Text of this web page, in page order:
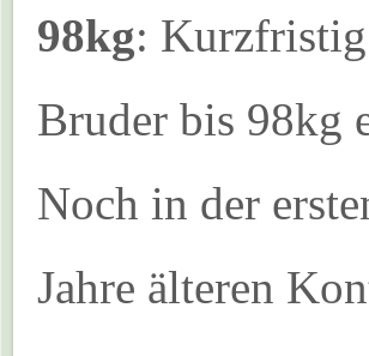
98kg: Kurzfristig
Bruder bis 98kg
Noch in der
Jahre älteren